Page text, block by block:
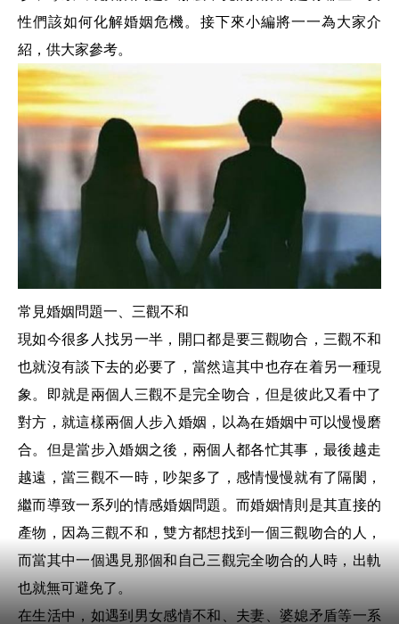
性們該如何化解婚姻危機。接下來小編將一一為大家介
紹，供大家參考。
常見婚姻問題一、三觀不和
現如今很多人找另一半，開口都是要三觀吻合，三觀不和
也就沒有談下去的必要了，當然這其中也存在着另一種現
象。即就是兩個人三觀不是完全吻合，但是彼此又看中了
對方，就這樣兩個人步入婚姻，以為在婚姻中可以慢慢磨
合。但是當步入婚姻之後，兩個人都各忙其事，最後越走
越遠，當三觀不一時，吵架多了，感情慢慢就有了隔閡，
繼而導致一系列的情感婚姻問題。而婚姻情則是其直接的
產物，因為三觀不和，雙方都想找到一個三觀吻合的人，
而當其中一個遇見那個和自己三觀完全吻合的人時，出軌
也就無可避免了。
在生活中，如遇到男女感情不和、夫妻、婆媳矛盾等一系